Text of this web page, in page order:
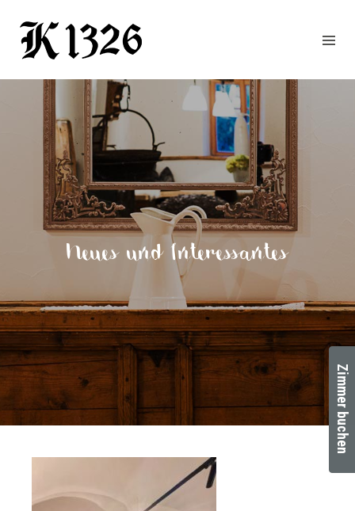
HOTEL
EVENTS
REGION
ZIMMER
BUCHEN
KONTAKT
ANFRAGE
Neues und Interessantes
Zimmer buchen